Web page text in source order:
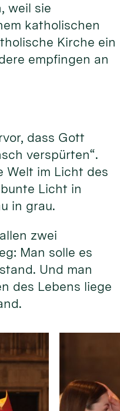
weil sie
katholischen
Kirche ein
empfingen an
dass Gott
verspürten“.
Welt im Licht des
Licht in
in grau.
zwei
Man solle es
Und man
des Lebens liege